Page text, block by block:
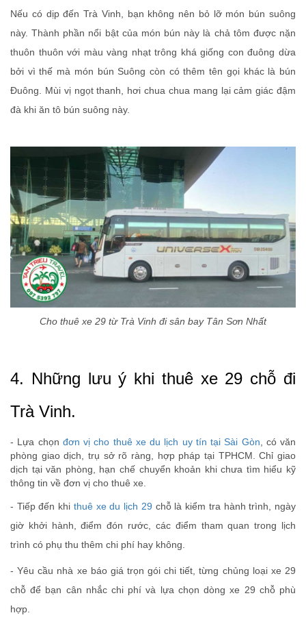
Nếu có dịp đến Trà Vinh, bạn không nên bỏ lỡ món bún suông
này. Thành phần nổi bật của món bún này là chả tôm được nặn
thuôn thuôn với màu vàng nhạt trông khá giống con đuông dừa
bởi vì thế mà món bún Suông còn có thêm tên gọi khác là bún
Đuông. Mùi vị ngọt thanh, hơi chua chua mang lại cảm giác đậm
đà khi ăn tô bún suông này.
Cho thuê xe 29 từ Trà Vinh đi sân bay Tân Sơn Nhất
4. Những lưu ý khi thuê xe 29 chỗ đi
Trà Vinh.
- Lựa chọn đơn vị cho thuê xe du lịch uy tín tại Sài Gòn , có văn
phòng giao dịch, trụ sở rõ ràng, hợp pháp tại TPHCM. Chỉ giao
dịch tại văn phòng, hạn chế chuyển khoản khi chưa tìm hiểu kỹ
thông tin về đơn vị cho thuê xe.
- Tiếp đến khi thuê xe du lịch 29 chỗ là kiểm tra hành trình, ngày
giờ khởi hành, điểm đón rước, các điểm tham quan trong lịch
trình có phụ thu thêm chi phí hay không.
- Yêu cầu nhà xe báo giá trọn gói chi tiết, từng chủng loại xe 29
chỗ để bạn cân nhắc chi phí và lựa chọn dòng xe 29 chỗ phù
hợp.